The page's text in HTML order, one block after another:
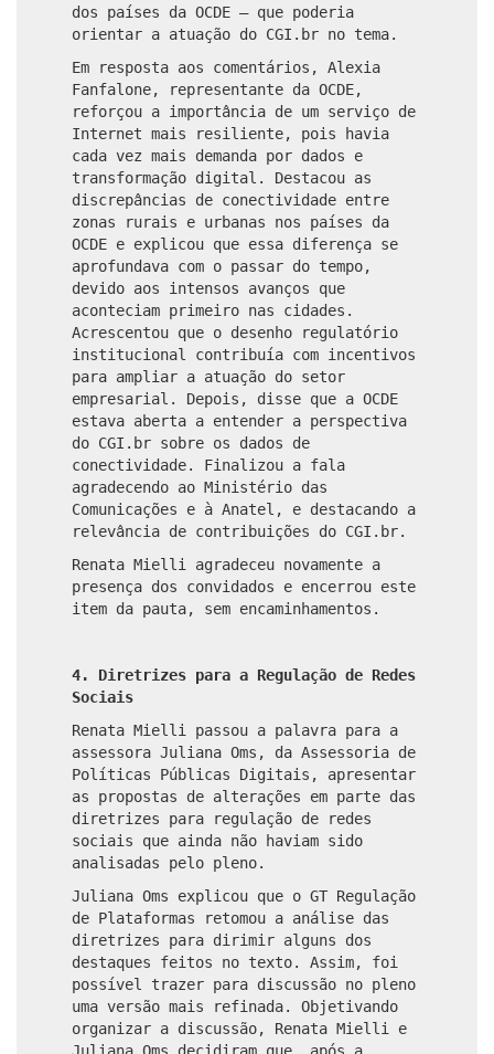
dos países da OCDE – que poderia
orientar a atuação do CGI.br no tema.
Em resposta aos comentários, Alexia
Fanfalone, representante da OCDE,
reforçou a importância de um serviço de
Internet mais resiliente, pois havia
cada vez mais demanda por dados e
transformação digital. Destacou as
discrepâncias de conectividade entre
zonas rurais e urbanas nos países da
OCDE e explicou que essa diferença se
aprofundava com o passar do tempo,
devido aos intensos avanços que
aconteciam primeiro nas cidades.
Acrescentou que o desenho regulatório
institucional contribuía com incentivos
para ampliar a atuação do setor
empresarial. Depois, disse que a OCDE
estava aberta a entender a perspectiva
do CGI.br sobre os dados de
conectividade. Finalizou a fala
agradecendo ao Ministério das
Comunicações e à Anatel, e destacando a
relevância de contribuições do CGI.br.
Renata Mielli agradeceu novamente a
presença dos convidados e encerrou este
item da pauta, sem encaminhamentos.
4. Diretrizes para a Regulação de Redes
Sociais
Renata Mielli passou a palavra para a
assessora Juliana Oms, da Assessoria de
Políticas Públicas Digitais, apresentar
as propostas de alterações em parte das
diretrizes para regulação de redes
sociais que ainda não haviam sido
analisadas pelo pleno.
Juliana Oms explicou que o GT Regulação
de Plataformas retomou a análise das
diretrizes para dirimir alguns dos
destaques feitos no texto. Assim, foi
possível trazer para discussão no pleno
uma versão mais refinada. Objetivando
organizar a discussão, Renata Mielli e
Juliana Oms decidiram que, após a